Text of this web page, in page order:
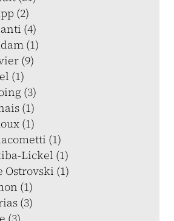
(2)
(4)
(1)
(9)
(1)
(3)
(1)
(1)
(1)
Lickel (1)
(1)
(1)
(3)